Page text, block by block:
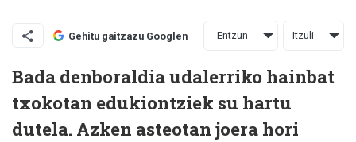
Gehitu gaitzazu Googlen Entzun Itzuli
Bada denboraldia udalerriko hainbat
txokotan edukiontziek su hartu
dutela. Azken asteotan joera hori